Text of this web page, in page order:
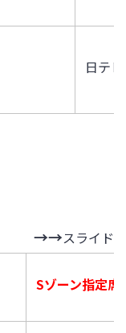
日テ
スライド
Sゾーン指定